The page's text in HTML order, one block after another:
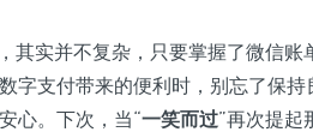
其实并不复杂，只要掌握了微信
字支付带来的便利时，别忘了保
心。下次，当“一笑而过”再次提起